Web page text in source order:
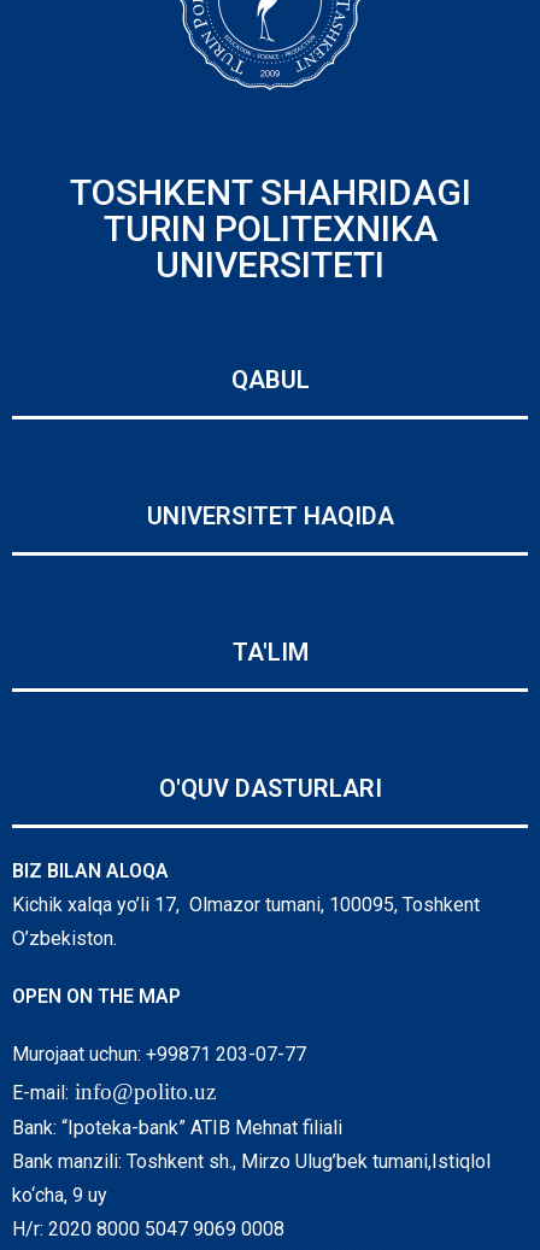
TOSHKENT SHAHRIDAGI
TURIN POLITEXNIKA
UNIVERSITETI
QABUL
UNIVERSITET HAQIDA
TA'LIM
O'QUV DASTURLARI
BIZ BILAN ALOQA
Kichik xalqa yo’li 17, Olmazor tumani, 100095, Toshkent
O’zbekiston.
OPEN ON THE MAP
Murojaat uchun: +99871 203-07-77
E-mail: info@polito.uz
Bank: “Ipoteka-bank” ATIB Mehnat filiali
Bank manzili: Toshkent sh., Mirzo Ulug’bek tumani,Istiqlol
ko‘cha, 9 uy
H/r: 2020 8000 5047 9069 0008